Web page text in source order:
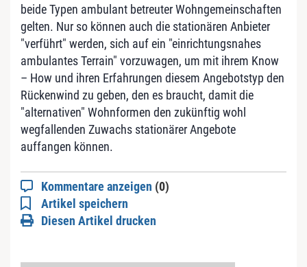
beide Typen ambulant betreuter Wohngemeinschaften
gelten. Nur so können auch die stationären Anbieter
"verführt" werden, sich auf ein "einrichtungsnahes
ambulantes Terrain" vorzuwagen, um mit ihrem Know
– How und ihren Erfahrungen diesem Angebotstyp den
Rückenwind zu geben, den es braucht, damit die
"alternativen" Wohnformen den zukünftig wohl
wegfallenden Zuwachs stationärer Angebote
auffangen können.
Kommentare anzeigen (0)
Artikel speichern
Diesen Artikel drucken